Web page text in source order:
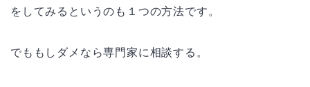
をしてみるというのも１つの方法です。
でももしダメなら専門家に相談する。